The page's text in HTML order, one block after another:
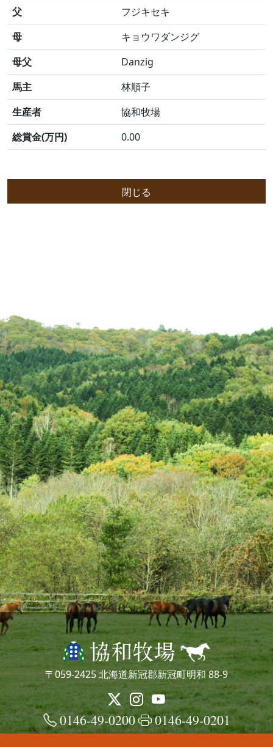
父
フジキセキ
母
キョウワダンジグ
母父
Danzig
馬主
林順子
生産者
協和牧場
総賞金(万円)
0.00
閉じる
〒059-2425 北海道新冠郡新冠町明和 88-9
0146-49-0200 0146-49-0201